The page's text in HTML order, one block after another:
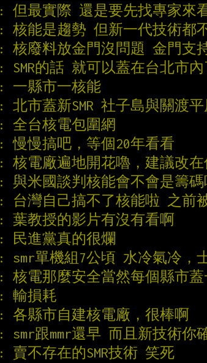
: 但最實際 還是要先找專家來
: 核能是趨勢 但新一代技術都
: 核廢料放金門沒問題 金門支
: SMR的話 就可以蓋在台北市內
: 一縣市一核能
: 北市蓋新SMR 社子島與關渡
: 全台核電包圍網
: 慢慢搞吧，等個20年看看
: 核電廠遍地開花嚕，建議改在
: 與米國談判核能會不會是籌碼
: 台灣自己搞不了核能啦 之前
: 葉教授的影片有沒有看啊
: 民進黨真的很爛
: smr單機組7公頃 水冷氣冷，
: 核電那麼安全當然每個縣市
: 輸損耗
: 各縣市自建核電廠，很棒啊
: smr跟mmr還早 而且新技術你
: 賣不存在的SMR技術 笑死